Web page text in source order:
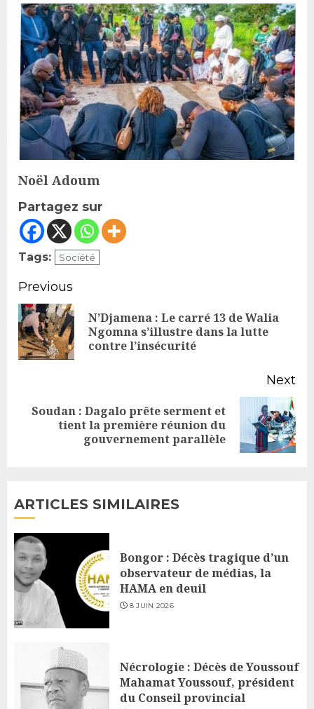
Noël Adoum
Partagez sur
Tags: Société
Continue
Reading
Previous
N’Djamena : Le carré 13 de Walia
Ngomna s’illustre dans la lutte
contre l’insécurité
Next
Next
Soudan : Dagalo prête serment et
tient la première réunion du
gouvernement parallèle
ARTICLES SIMILAIRES
Bongor : Décès tragique d’un
observateur de médias, la
HAMA en deuil
8 JUIN 2026
Nécrologie : Décès de Youssouf
Mahamat Youssouf, président
du Conseil provincial